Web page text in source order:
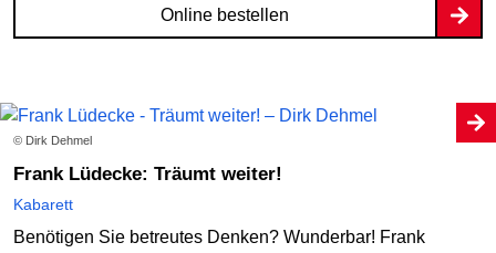
Online bestellen
© Dirk Dehmel
Frank Lüdecke: Träumt weiter!
Kabarett
Benötigen Sie betreutes Denken? Wunderbar! Frank